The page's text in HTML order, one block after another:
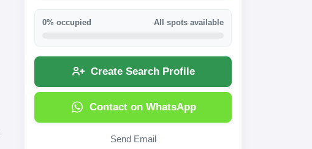
0% occupied All spots available
Create Search Profile
Contact on WhatsApp
Send Email